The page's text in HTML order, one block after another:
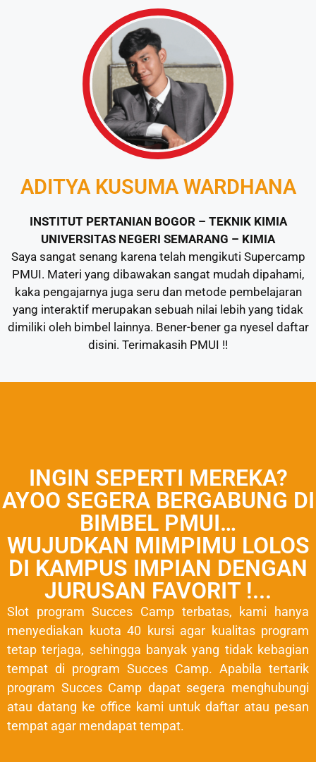
ADITYA KUSUMA WARDHANA
INSTITUT PERTANIAN BOGOR – TEKNIK KIMIA
UNIVERSITAS NEGERI SEMARANG – KIMIA
Saya sangat senang karena telah mengikuti Supercamp
PMUI. Materi yang dibawakan sangat mudah dipahami,
kaka pengajarnya juga seru dan metode pembelajaran
yang interaktif merupakan sebuah nilai lebih yang tidak
dimiliki oleh bimbel lainnya. Bener-bener ga nyesel daftar
disini. Terimakasih PMUI !!
INGIN SEPERTI MEREKA?
AYOO SEGERA BERGABUNG DI
BIMBEL PMUI…
WUJUDKAN MIMPIMU LOLOS
DI KAMPUS IMPIAN DENGAN
JURUSAN FAVORIT !...
Slot program Succes Camp terbatas, kami hanya
menyediakan kuota 40 kursi agar kualitas program
tetap terjaga, sehingga banyak yang tidak kebagian
tempat di program Succes Camp. Apabila tertarik
program Succes Camp dapat segera menghubungi
atau datang ke office kami untuk daftar atau pesan
tempat agar mendapat tempat.